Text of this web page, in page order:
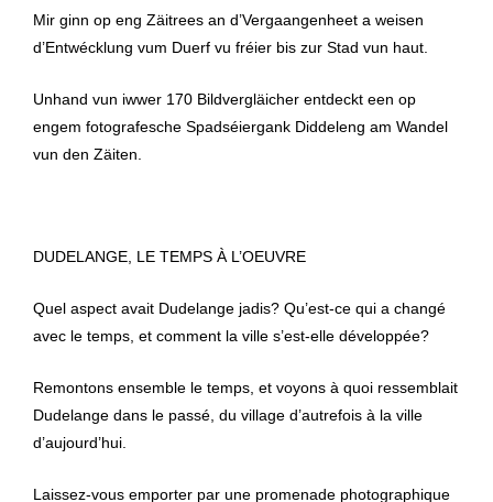
Mir ginn op eng Zäitrees an d’Vergaangenheet a weisen
d’Entwécklung vum Duerf vu fréier bis zur Stad vun haut.
Unhand vun iwwer 170 Bildvergläicher entdeckt een op
engem fotografesche Spadséiergank Diddeleng am Wandel
vun den Zäiten.
DUDELANGE, LE TEMPS À L’OEUVRE
Quel aspect avait Dudelange jadis? Qu’est-ce qui a changé
avec le temps, et comment la ville s’est-elle développée?
Remontons ensemble le temps, et voyons à quoi ressemblait
Dudelange dans le passé, du village d’autrefois à la ville
d’aujourd’hui.
Laissez-vous emporter par une promenade photographique